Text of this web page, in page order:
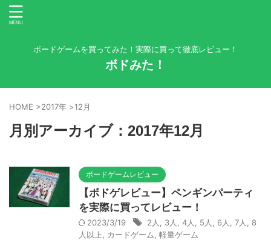
ボードゲームを買ってみた！実際に買って徹底レビュー！
ボドみた！
HOME >2017年 >12月
月別アーカイブ：2017年12月
ボードゲームレビュー
【ボドゲレビュー】ペンギンパーティ
を実際に買ってレビュー！
2023/3/19 2人 3人 4人 5人 6人 7人
8
人以上
カードゲーム 軽量ゲーム